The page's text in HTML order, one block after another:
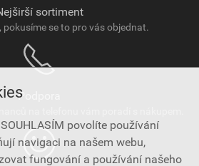
povolíte používání
navigaci na našem webu,
fungování a používání našeho
sortiment
pokusíme se to pro vás objednat.
Podpora